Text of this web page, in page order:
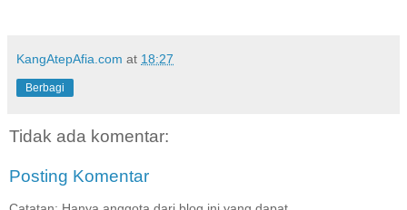
KangAtepAfia.com at 18:27
Berbagi
Tidak ada komentar:
Posting Komentar